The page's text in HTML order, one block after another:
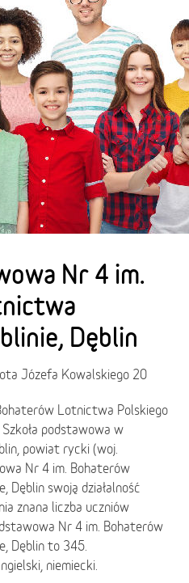
Nr 4 im.
Dęblin
Józefa Kowalskiego 20
Lotnictwa Polskiego
podstawowa w
powiat rycki (woj.
Nr 4 im. Bohaterów
Dęblin swoją działalność
znana liczba uczniów
Nr 4 im. Bohaterów
Dęblin to 345.
niemiecki.